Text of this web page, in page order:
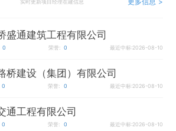
实时更新项目经理在建信息
盛通建筑工程有限公司
0 荣誉: 0 最近中标:2026-08-10
桥建设（集团）有限公司
0 荣誉: 0 最近中标:2026-08-10
通工程有限公司
0 荣誉: 0 最近中标:2026-08-10